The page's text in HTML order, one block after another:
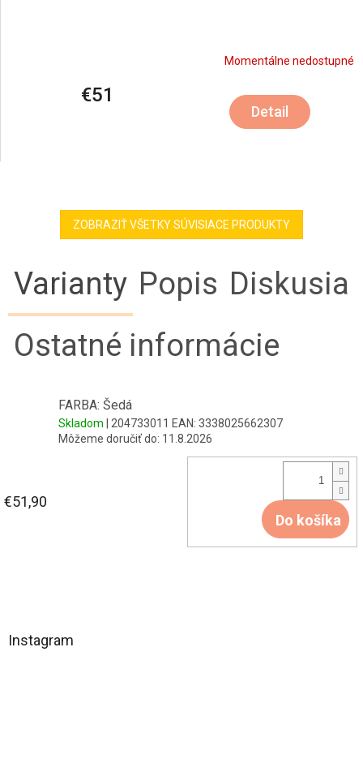
Momentálne nedostupné
€51
Detail
ZOBRAZIŤ VŠETKY SÚVISIACE PRODUKTY
Varianty Popis Diskusia
Ostatné informácie
FARBA: Šedá
Skladom | 204733011 EAN: 3338025662307
Môžeme doručiť do: 11.8.2026
€51,90
Do košíka
á
Instagram